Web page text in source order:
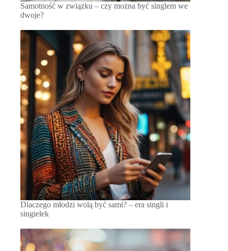
Samotność w związku – czy można być singlem we
dwoje?
Dlaczego młodzi wolą być sami? – era singli i
singielek